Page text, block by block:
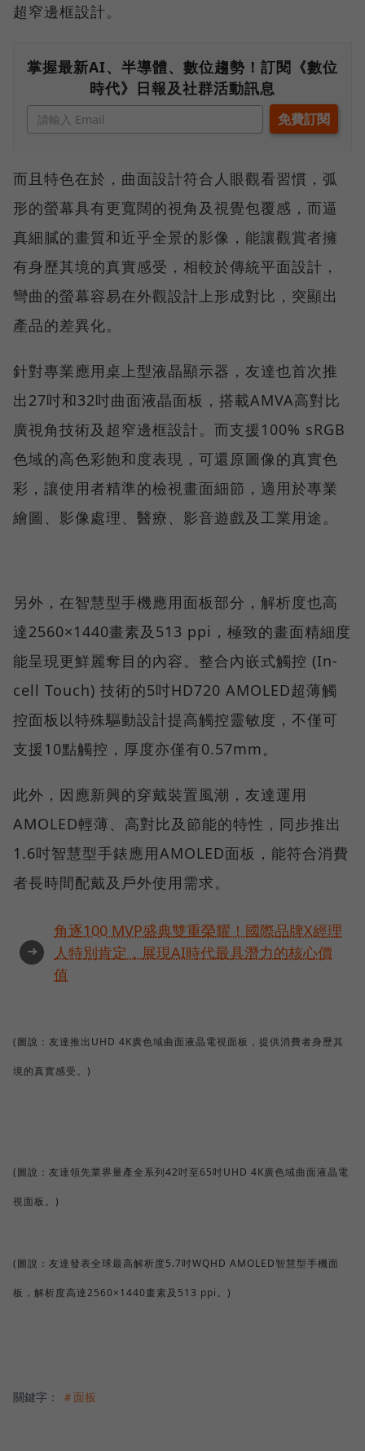
超窄邊框設計。
掌握最新AI、半導體、數位趨勢！訂閱《數位
時代》日報及社群活動訊息
而且特色在於，曲面設計符合人眼觀看習慣，弧
形的螢幕具有更寬闊的視角及視覺包覆感，而逼
真細膩的畫質和近乎全景的影像，能讓觀賞者擁
有身歷其境的真實感受，相較於傳統平面設計，
彎曲的螢幕容易在外觀設計上形成對比，突顯出
產品的差異化。
針對專業應用桌上型液晶顯示器，友達也首次推
出27吋和32吋曲面液晶面板，搭載AMVA高對比
廣視角技術及超窄邊框設計。而支援100% sRGB
色域的高色彩飽和度表現，可還原圖像的真實色
彩，讓使用者精準的檢視畫面細節，適用於專業
繪圖、影像處理、醫療、影音遊戲及工業用途。
另外，在智慧型手機應用面板部分，解析度也高
達2560×1440畫素及513 ppi，極致的畫面精細度
能呈現更鮮麗奪目的內容。整合內嵌式觸控 (In-
cell Touch) 技術的5吋HD720 AMOLED超薄觸
控面板以特殊驅動設計提高觸控靈敏度，不僅可
支援10點觸控，厚度亦僅有0.57mm。
此外，因應新興的穿戴裝置風潮，友達運用
AMOLED輕薄、高對比及節能的特性，同步推出
1.6吋智慧型手錶應用AMOLED面板，能符合消費
者長時間配戴及戶外使用需求。
➜
角逐100 MVP盛典雙重榮耀！國際品牌X經理
人特別肯定，展現AI時代最具潛力的核心價
值
(圖說：友達推出UHD 4K廣色域曲面液晶電視面板，提供消費者身歷其
境的真實感受。)
(圖說：友達領先業界量產全系列42吋至65吋UHD 4K廣色域曲面液晶電
視面板。)
(圖說：友達發表全球最高解析度5.7吋WQHD AMOLED智慧型手機面
板，解析度高達2560×1440畫素及513 ppi。)
關鍵字： ＃面板